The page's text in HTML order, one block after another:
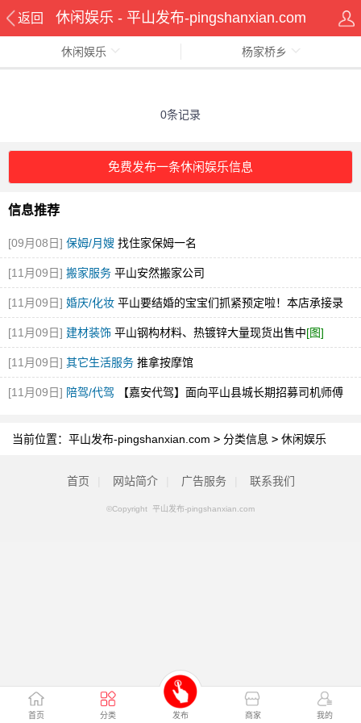
返回 休闲娱乐 - 平山发布-pingshanxian.com
首页 分类 发布 商家 我的
休闲娱乐 杨家桥乡
0条记录
免费发布一条休闲娱乐信息
信息推荐
[09月08日] 保姆/月嫂 找住家保姆一名
[11月09日] 搬家服务 平山安然搬家公司
[11月09日] 婚庆/化妆 平山要结婚的宝宝们抓紧预定啦！本店承接录
像，跟妆，婚庆，婚车
[11月09日] 建材装饰 平山钢构材料、热镀锌大量现货出售中[图]
[11月09日] 其它生活服务 推拿按摩馆
[11月09日] 陪驾/代驾 【嘉安代驾】面向平山县城长期招募司机师傅
当前位置： 平山发布-pingshanxian.com > 分类信息 > 休闲娱乐
首页 网站简介 广告服务 联系我们
©Copyright 平山发布-pingshanxian.com